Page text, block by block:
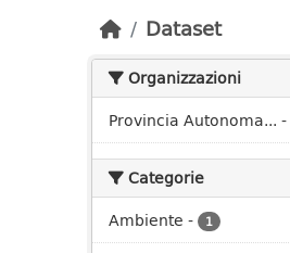
Dataset
Organizzazioni
Provincia Autonoma... -
Categorie
Ambiente - 1